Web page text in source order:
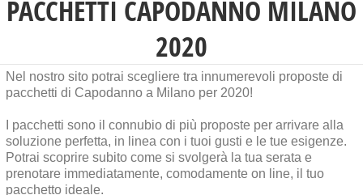
PACCHETTI CAPODANNO MILANO
2020
Nel nostro sito potrai scegliere tra innumerevoli proposte di
pacchetti di Capodanno a Milano per 2020!
I pacchetti sono il connubio di più proposte per arrivare alla
soluzione perfetta, in linea con i tuoi gusti e le tue esigenze.
Potrai scoprire subito come si svolgerà la tua serata e
prenotare immediatamente, comodamente on line, il tuo
pacchetto ideale.